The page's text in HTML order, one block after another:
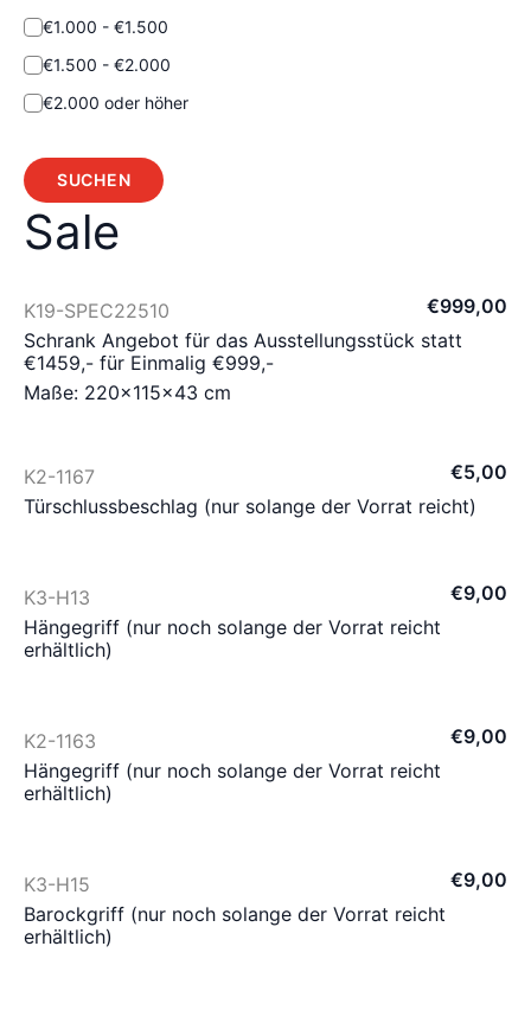
€1.000 - €1.500
€1.500 - €2.000
€2.000 oder höher
SUCHEN
Sale
K19-SPEC22510 €999,00
Schrank Angebot für das Ausstellungsstück statt
€1459,- für Einmalig €999,-
Maße: 220×115×43 cm
K2-1167 €5,00
Türschlussbeschlag (nur solange der Vorrat reicht)
K3-H13 €9,00
Hängegriff (nur noch solange der Vorrat reicht
erhältlich)
K2-1163 €9,00
Hängegriff (nur noch solange der Vorrat reicht
erhältlich)
K3-H15 €9,00
Barockgriff (nur noch solange der Vorrat reicht
erhältlich)